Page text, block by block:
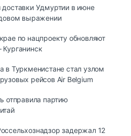
Удмуртии в июне
выражении
по нацпроекту обновляют
в Туркменистане стал узлом
рейсов Air Belgium
отправила партию
задержал 12